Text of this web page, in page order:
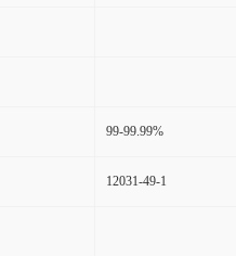
99-99.99%
12031-49-1